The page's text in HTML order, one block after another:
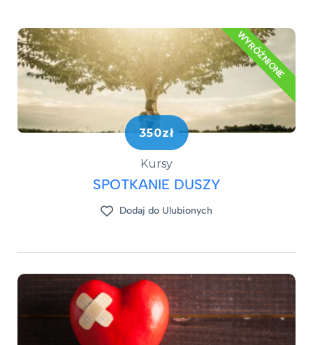
WYRÓŻNIONE
350zł
Kursy
SPOTKANIE DUSZY
Dodaj do Ulubionych